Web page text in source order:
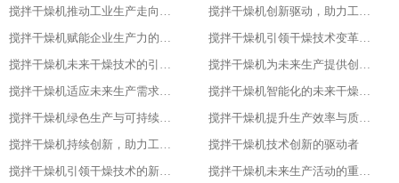
搅拌干燥机推动工业生产走向智能化与可持续发展的关键
搅拌干燥机创新驱动，助力工业生产绿色转型
搅拌干燥机赋能企业生产力的关键设备
搅拌干燥机引领干燥技术变革的先锋
搅拌干燥机未来干燥技术的引领者
搅拌干燥机为未来生产提供创新解决方案
搅拌干燥机适应未来生产需求的关键设备
搅拌干燥机智能化的未来干燥解决方案
搅拌干燥机绿色生产与可持续发展的助力者
搅拌干燥机提升生产效率与质量的关键设备
搅拌干燥机持续创新，助力工业4.0
搅拌干燥机技术创新的驱动者
搅拌干燥机引领干燥技术的新潮流
搅拌干燥机未来生产活动的重要伙伴